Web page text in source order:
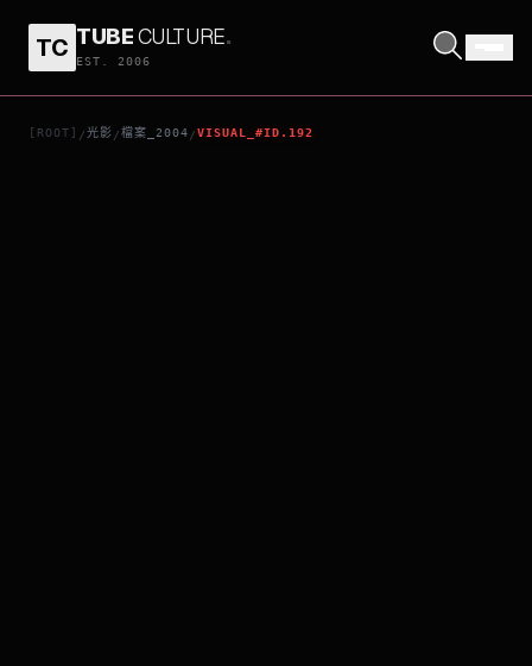
TC TUBECULTURE.
EST. 2006
[ROOT] /光影 /檔案_2004 /VISUAL_#ID.192
夢